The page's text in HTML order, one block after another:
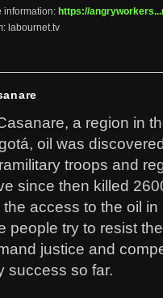
information: https://
labournet.tv
a region in
oil was
troops and
since then killed
the access to the oil in
people try to resist
justice and
success so far.